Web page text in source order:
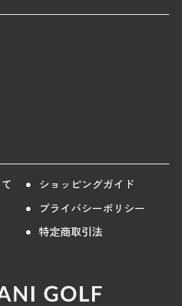
ショッピングガイド
プライバシーポリシー
特定商取引法